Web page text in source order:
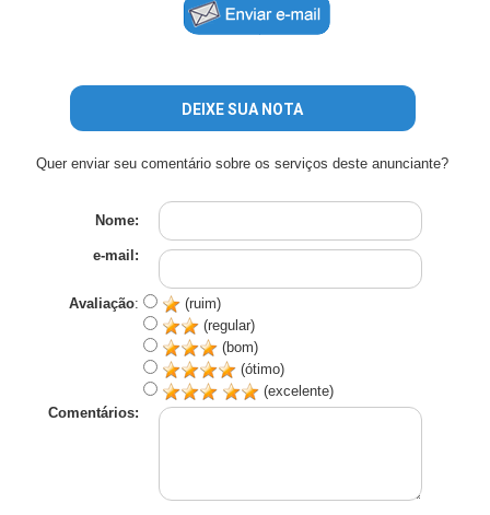
DEIXE SUA NOTA
Quer enviar seu comentário sobre os serviços deste anunciante?
Nome:
e-mail:
Avaliação:
(ruim)
(regular)
(bom)
(ótimo)
(excelente)
Comentários: